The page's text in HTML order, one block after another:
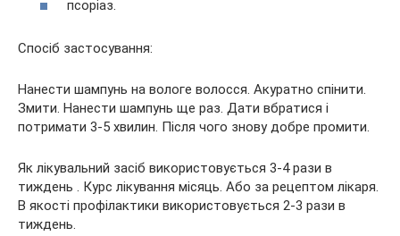
псоріаз.
Спосіб застосування:
Нанести шампунь на вологе волосся. Акуратно спінити.
Змити. Нанести шампунь ще раз. Дати вбратися і
потримати 3-5 хвилин. Після чого знову добре промити.
Як лікувальний засіб використовується 3-4 рази в
тиждень . Курс лікування місяць. Або за рецептом лікаря.
В якості профілактики використовується 2-3 рази в
тиждень.